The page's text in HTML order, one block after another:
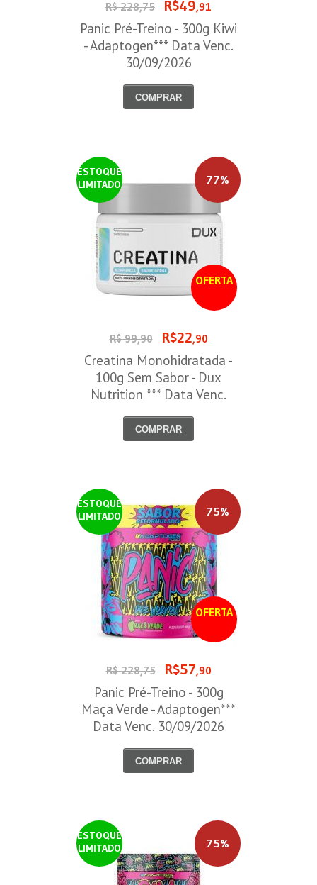
R$ 228,75 R$49,91
Panic Pré-Treino - 300g Kiwi
- Adaptogen*** Data Venc.
30/09/2026
COMPRAR
ESTOQUE
LIMITADO
OFERTA
77%
R$ 99,90 R$22,90
Creatina Monohidratada -
100g Sem Sabor - Dux
Nutrition *** Data Venc.
COMPRAR
ESTOQUE
LIMITADO
OFERTA
75%
R$ 228,75 R$57,90
Panic Pré-Treino - 300g
Maça Verde - Adaptogen***
Data Venc. 30/09/2026
COMPRAR
ESTOQUE
LIMITADO
75%